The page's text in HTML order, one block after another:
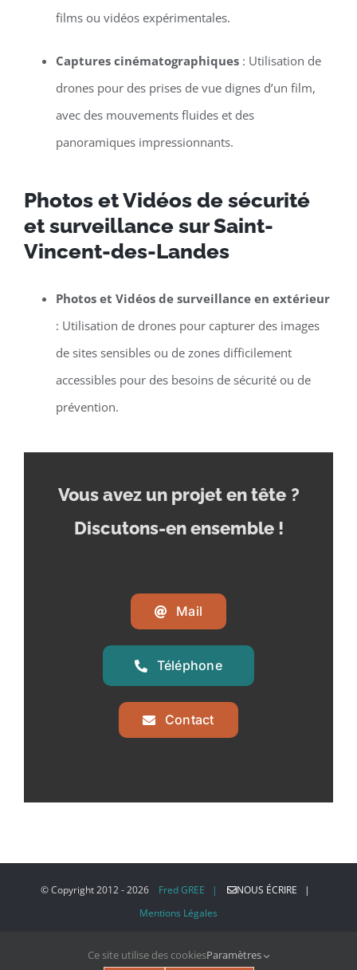
films ou vidéos expérimentales.
Captures cinématographiques: Utilisation de
drones pour des prises de vue dignes d’un film,
avec des mouvements fluides et des
panoramiques impressionnants.
Photos et Vidéos de sécurité
et surveillance sur Saint-
Vincent-des-Landes
Photos et Vidéos de surveillance en extérieur
: Utilisation de drones pour capturer des images
de sites sensibles ou de zones difficilement
accessibles pour des besoins de sécurité ou de
prévention.
Vous avez un projet en tête ?
Discutons-en ensemble !
Mail
Téléphone
Contact
© Copyright 2012 -2026 Fred GREE |
NOUS ÉCRIRE |
Mentions Légales
Ce site utilise des cookiesParamètres